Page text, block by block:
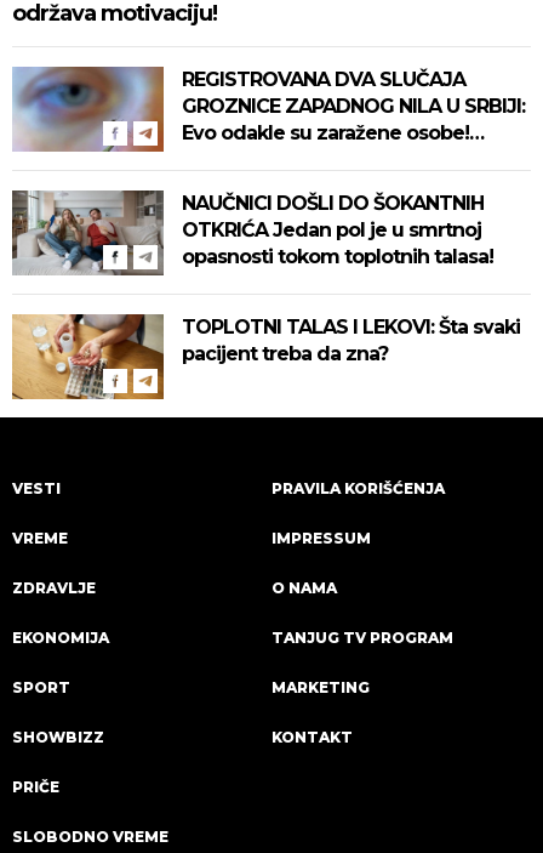
održava motivaciju!
REGISTROVANA DVA SLUČAJA
GROZNICE ZAPADNOG NILA U SRBIJI:
Evo odakle su zaražene osobe!
NAUČNICI DOŠLI DO ŠOKANTNIH
OTKRIĆA Jedan pol je u smrtnoj
opasnosti tokom toplotnih talasa!
TOPLOTNI TALAS I LEKOVI: Šta svaki
pacijent treba da zna?
VESTI
VREME
ZDRAVLJE
EKONOMIJA
SPORT
SHOWBIZZ
PRIČE
SLOBODNO VREME
PRAVILA KORIŠĆENJA
IMPRESSUM
O NAMA
TANJUG TV PROGRAM
MARKETING
KONTAKT